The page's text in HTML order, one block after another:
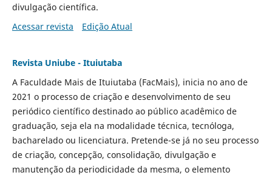
divulgação científica.
Acessar revista
Edição Atual
Revista Uniube - Ituiutaba
A Faculdade Mais de Ituiutaba (FacMais), inicia no ano de
2021 o processo de criação e desenvolvimento de seu
periódico científico destinado ao público acadêmico de
graduação, seja ela na modalidade técnica, tecnóloga,
bacharelado ou licenciatura. Pretende-se já no seu processo
de criação, concepção, consolidação, divulgação e
manutenção da periodicidade da mesma, o elemento